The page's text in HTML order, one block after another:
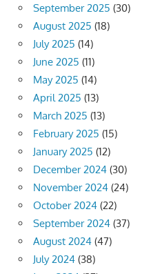
September 2025 (30)
August 2025 (18)
July 2025 (14)
June 2025 (11)
May 2025 (14)
April 2025 (13)
March 2025 (13)
February 2025 (15)
January 2025 (12)
December 2024 (30)
November 2024 (24)
October 2024 (22)
September 2024 (37)
August 2024 (47)
July 2024 (38)